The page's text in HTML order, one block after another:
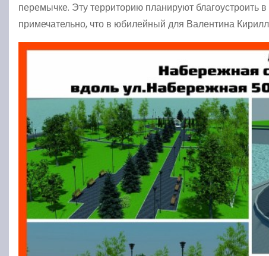
перемычке. Эту территорию планируют благоустроить
примечательно, что в юбилейный для Валентина